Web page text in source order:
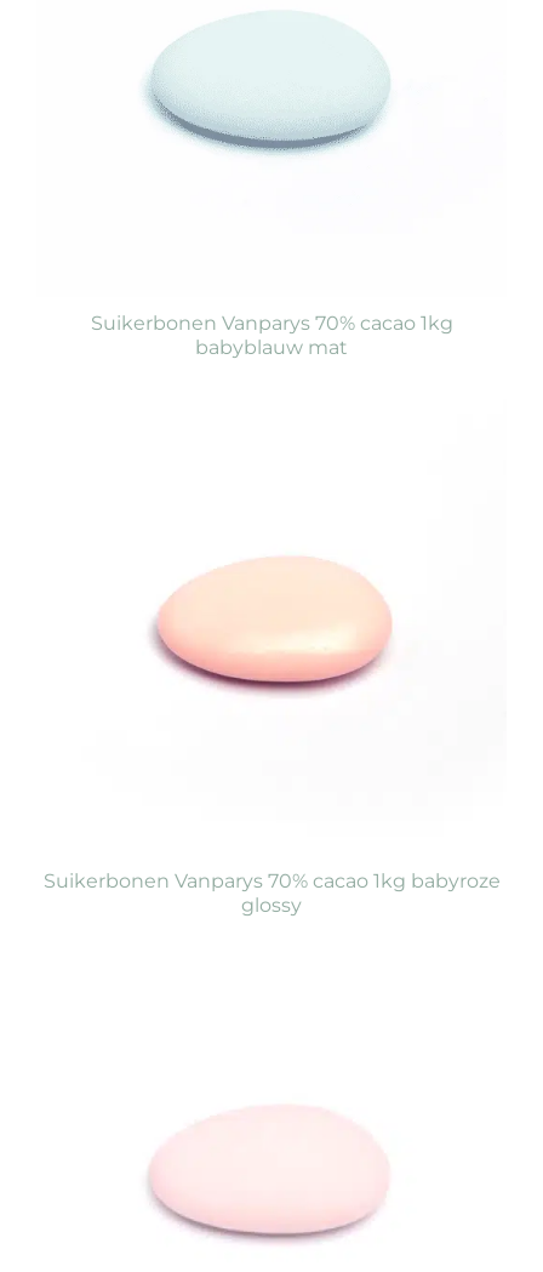
Suikerbonen Vanparys 70% cacao 1kg
babyblauw mat
Suikerbonen Vanparys 70% cacao 1kg babyroze
glossy